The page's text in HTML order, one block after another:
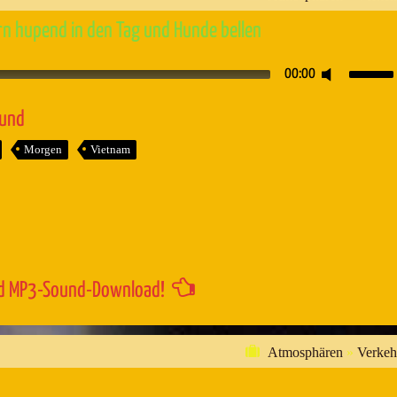
hupend in den Tag und Hunde bellen
00:00
Morgen Vietnam
Sound-Download!
Atmosphären »